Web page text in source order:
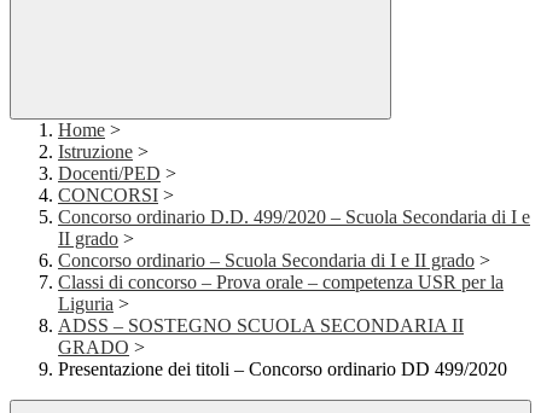
Home >
Istruzione >
Docenti/PED >
CONCORSI >
Concorso ordinario D.D. 499/2020 – Scuola Secondaria di I e
II grado >
Concorso ordinario – Scuola Secondaria di I e II grado >
Classi di concorso – Prova orale – competenza USR per la
Liguria >
ADSS – SOSTEGNO SCUOLA SECONDARIA II
GRADO >
Presentazione dei titoli – Concorso ordinario DD 499/2020